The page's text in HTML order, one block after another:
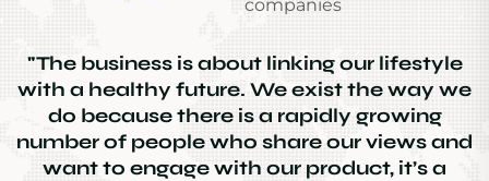
companies
“ Consectetur adipiscing elit. Integer nunc
viverra laoreet est the is porta pretium
metus aliquam eget maecenas porta is
nunc viverra Aenean pulvinar maximus leo
”